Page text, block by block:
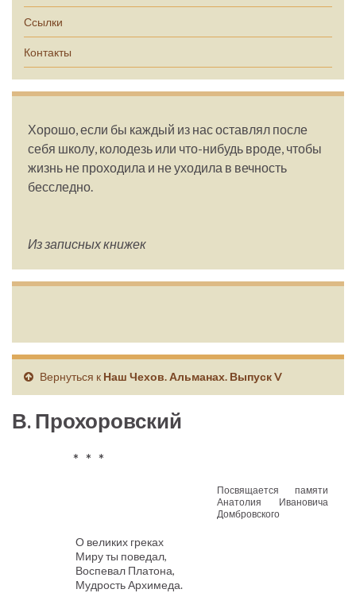
Ссылки
Контакты
Хорошо, если бы каждый из нас оставлял после
себя школу, колодезь или что-нибудь вроде, чтобы
жизнь не проходила и не уходила в вечность
бесследно.
Из записных книжек
Вернуться к Наш Чехов. Альманах. Выпуск V
В. Прохоровский
* * *
Посвящается памяти
Анатолия Ивановича
Домбровского
О великих греках
Миру ты поведал,
Воспевал Платона,
Мудрость Архимеда.